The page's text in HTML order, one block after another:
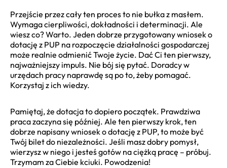
Przejście przez cały ten proces to nie bułka z masłem.
Wymaga cierpliwości, dokładności i determinacji. Ale
wiesz co? Warto. Jeden dobrze przygotowany wniosek o
dotację z PUP na rozpoczęcie działalności gospodarczej
może realnie odmienić Twoje życie. Dać Ci ten pierwszy,
najważniejszy impuls. Nie bój się pytać. Doradcy w
urzędach pracy naprawdę są po to, żeby pomagać.
Korzystaj z ich wiedzy.
Pamiętaj, że dotacja to dopiero początek. Prawdziwa
praca zaczyna się później. Ale ten pierwszy krok, ten
dobrze napisany wniosek o dotację z PUP, to może być
Twój bilet do niezależności. Jeśli masz dobry pomysł,
wierzysz w niego i jesteś gotów na ciężką pracę – próbuj.
Trzymam za Ciebie kciuki. Powodzenia!